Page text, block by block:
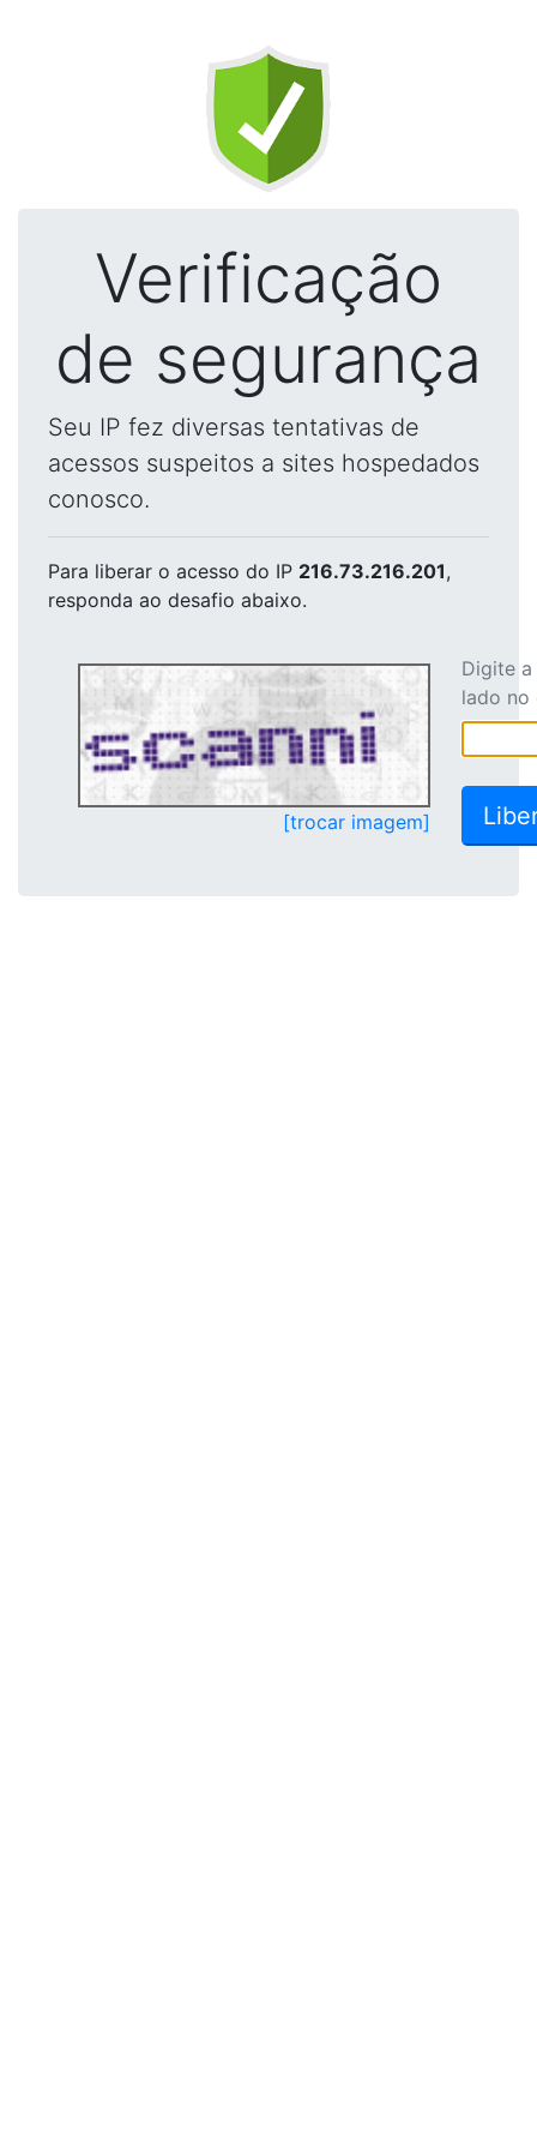
Verificação
de segurança
Seu IP fez diversas tentativas de
acessos suspeitos a sites hospedados
conosco.
Para liberar o acesso do IP 216.73.216.201,
responda ao desafio abaixo.
[trocar imagem]
Digite
lado no